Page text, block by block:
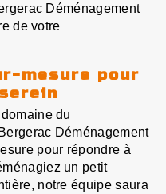
Déménagement
de votre
mesure pour
du
Déménagement
pour répondre à
un petit
notre équipe saura